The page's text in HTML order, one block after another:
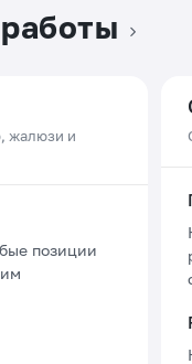
жалюзи и
позиции